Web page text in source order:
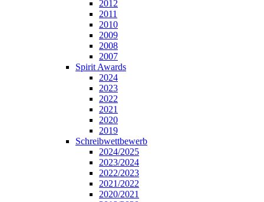
2012
2011
2010
2009
2008
2007
Spirit Awards
2024
2023
2022
2021
2020
2019
Schreibwettbewerb
2024/2025
2023/2024
2022/2023
2021/2022
2020/2021